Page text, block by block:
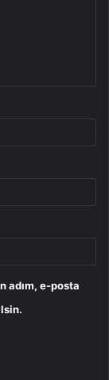
adım, e-posta